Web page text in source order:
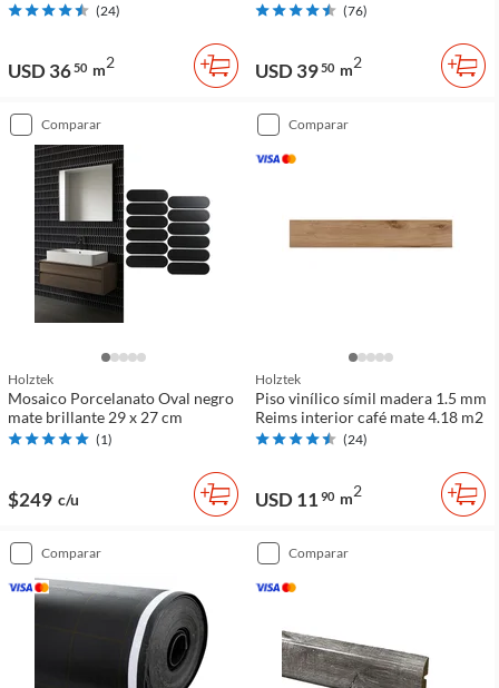
(24)
USD 36 50 m2
(76)
USD 39 50 m2
comparar
Holztek
Mosaico Porcelanato Oval negro
mate brillante 29 x 27 cm
(1)
$249 c/u
comparar
Holztek
Piso vinílico símil madera 1.5 mm
Reims interior café mate 4.18 m2
(24)
USD 11 90 m2
comparar comparar